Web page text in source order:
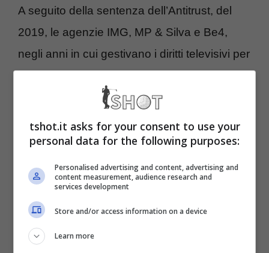
A seguito della sentenza dell’Antitrust, del
2019, le agenzie IMG, MP & Silva e Be4,
negli anni in cui gestivano i diritti televisivi per
commesso un grosso errore.
Come evidenazito dalla sentenza, infatti,
la concorrenza delle offerte.
Ecco perché, questa decisione ha portato
diversi club della Serie A a chiedere un
tshot.it asks for your consent to use your
personal data for the following purposes:
Personalised advertising and content, advertising and
content measurement, audience research and
services development
Store and/or access information on a device
Learn more